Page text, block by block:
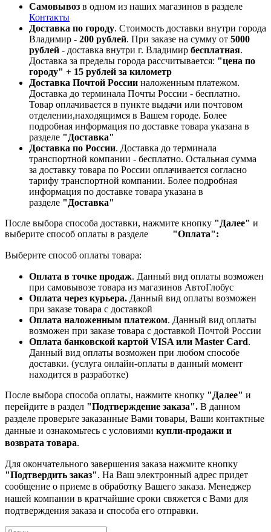
Самовывоз в одном из наших магазинов в разделе
Контакты
Доставка по городу. Стоимость доставки внутри города
Владимир - 200 рублей. При заказе на сумму от 5000
рублей - доставка внутри г. Владимир бесплатная.
Доставка за пределы города рассчитывается: "цена по
городу" + 15 рублей за километр
Доставка Почтой России наложенным платежом.
Доставка до терминала Почты России - бесплатно.
Товар оплачивается в пункте выдачи или почтовом
отделении,находящимся в Вашем городе. Более
подробная информация по доставке товара указана в
разделе "Доставка"
Доставка по России. Доставка до терминала
транспортной компании - бесплатно. Остальная сумма
за доставку товара по России оплачивается согласно
тарифу транспортной компании. Более подробная
информация по доставке товара указана в
разделе "Доставка"
После выбора способа доставки, нажмите кнопку "Далее" и
выберите способ оплаты в разделе "Оплата":
Выберите способ оплаты товара:
Оплата в точке продаж. Данный вид оплаты возможен
при самовывозе товара из магазинов АвтоГлобус
Оплата через курьера. Данный вид оплаты возможен
при заказе товара с доставкой
Оплата наложенным платежом. Данный вид оплаты
возможен при заказе товара с доставкой Почтой России
Оплата банковской картой VISA или Master Card.
Данный вид оплаты возможен при любом способе
доставки. (услуга онлайн-оплаты в данный момент
находится в разработке)
После выбора способа оплаты, нажмите кнопку "Далее" и
перейдите в раздел "Подтверждение заказа". В данном
разделе проверьте заказанные Вами товары, Ваши контактные
данные и ознакомьтесь с условиями купли-продажи и
возврата товара.
Для окончательного завершения заказа нажмите кнопку
"Подтвердить заказ". На Ваш электронный адрес придет
сообщение о приеме в обработку Вашего заказа. Менеджер
нашей компании в кратчайшие сроки свяжется с Вами для
подтверждения заказа и способа его отправки.